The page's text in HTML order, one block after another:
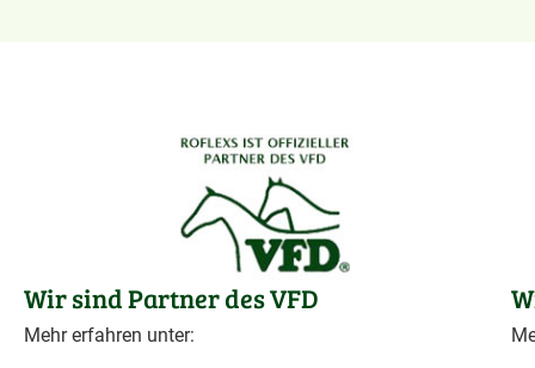
Wir sind Partner des VFD
Mehr erfahren unter: